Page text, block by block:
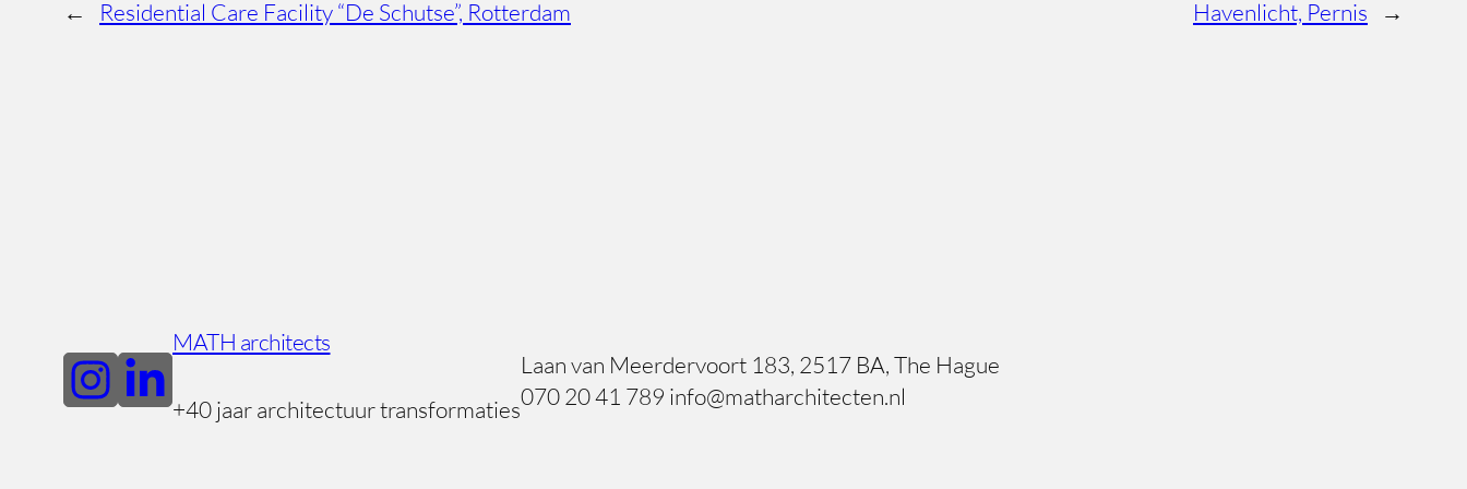
← Residential Care Facility “De Schutse”, Rotterdam Havenlicht, Pernis →
MATH architects
+40 jaar architectuur transformaties
Laan van Meerdervoort 183, 2517 BA, The Hague
070 20 41 789 info@matharchitecten.nl